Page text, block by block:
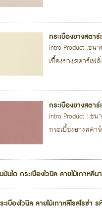
กระเบื้องยางสตา
Intro Product :ข
เบื้องยางสตาร์เฟ
กระเบื้องยางสตา
Intro Product :
กระเบื้องยางสต
นได กระเบื้องไวนิล ลายไม้เกาห
เบื้องไวนิล ลายไม้เกาหลีโรสโรซ่